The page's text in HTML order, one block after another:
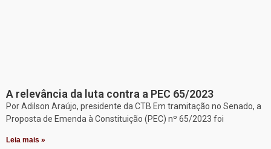
A relevância da luta contra a PEC 65/2023
Por Adilson Araújo, presidente da CTB Em tramitação no Senado, a
Proposta de Emenda à Constituição (PEC) nº 65/2023 foi
Leia mais »